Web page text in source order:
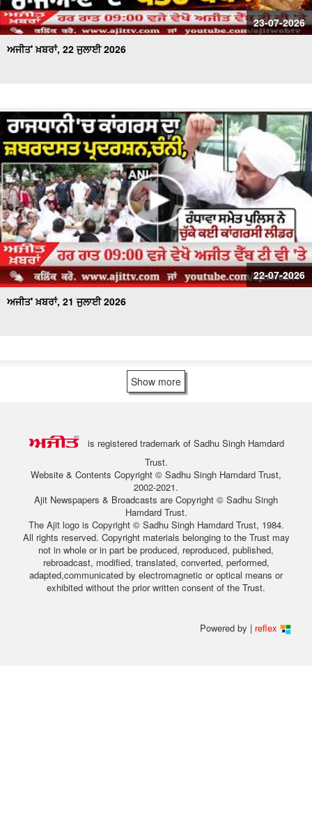
23-07-2026
ਅਜੀਤ' ਖ਼ਬਰਾਂ, 22 ਜੁਲਾਈ 2026
22-07-2026
ਅਜੀਤ' ਖ਼ਬਰਾਂ, 21 ਜੁਲਾਈ 2026
Show more
is registered trademark of Sadhu Singh Hamdard
Trust.
Website & Contents Copyright © Sadhu Singh Hamdard Trust,
2002-2021.
Ajit Newspapers & Broadcasts are Copyright © Sadhu Singh
Hamdard Trust.
The Ajit logo is Copyright © Sadhu Singh Hamdard Trust, 1984.
All rights reserved. Copyright materials belonging to the Trust may
not in whole or in part be produced, reproduced, published,
rebroadcast, modified, translated, converted, performed,
adapted,communicated by electromagnetic or optical means or
exhibited without the prior written consent of the Trust.
Powered by | reflex